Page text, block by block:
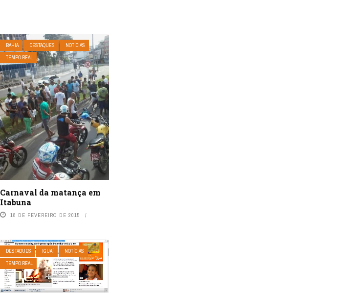
BAHIA DESTAQUES
NOTÍCIAS
TEMPO REAL
Carnaval da matança em
Itabuna
18 DE FEVEREIRO DE 2015
DESTAQUES IGUAÍ
NOTÍCIAS
TEMPO REAL